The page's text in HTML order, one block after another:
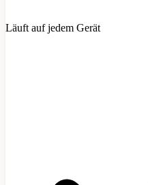
Läuft auf jedem Gerät